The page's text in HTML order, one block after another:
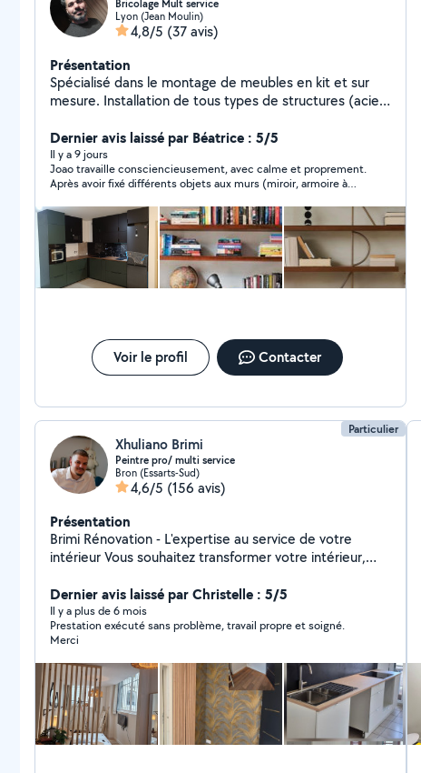
Bricolage Mult service
Lyon (Jean Moulin)
4,8/5 (37 avis)
Présentation
Spécialisé dans le montage de meubles en kit et sur
mesure. Installation de tous types de structures (acier,
escaliers, mezzanines et fenêtres. Peinture et
rénovation intérieure, pose de revêtements de sol et
de carrelage.Toiture, couvertures, gouttières et solins,
réparation de fuites et d'infiltrations, petits travaux
d'électricité et de plomberie. Prix compétitifs et
service de qualité.Nous effectuons également des
déménagements et proposons une assistance pour les
déménagements.
Dernier avis laissé par Béatrice : 5/5
Il y a 9 jours
Joao travaille consciencieusement, avec calme et proprement.
Après avoir fixé différents objets aux murs (miroir, armoire à
escamotable qui était en kit, un travail complexe nécessitant
une journée de travail avec un résultat nickel. Merci Joao. Je le
recommande vivement
Voir le profil Contacter
Particulier
Xhuliano Brimi
Peintre pro/ multi service
Bron (Essarts-Sud)
4,6/5 (156 avis)
Présentation
Brimi Rénovation - L'expertise au service de votre
intérieur Vous souhaitez transformer votre intérieur,
une seconde jeunesse ? Brimi Rénovation met à votre
disposition tout son savoir-faire pour concrétiser vos
projets de rénovation, du simple rafraîchissement à la
énovation complète clé en main. Notre équipe
d'artisans qualifiés intervient avec sérieux et
professionnalisme pour réaliser tous vos travaux
intérieurs : 1.Peinture : préparation des supports,
finitions soignées, conseils sur les teintes et les
matériaux. 2.Revêtements de sols murs :parquet,
Dernier avis laissé par Christelle : 5/5
Il y a plus de 6 mois
Prestation exécuté sans problème, travail propre et soigné.
Merci